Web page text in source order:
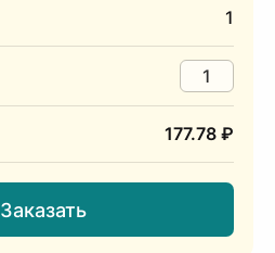
1
177.78 ₽
Заказать